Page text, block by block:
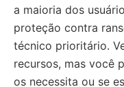
a maioria dos
proteção contra
técnico prioritário.
recursos, mas você
os necessita ou se